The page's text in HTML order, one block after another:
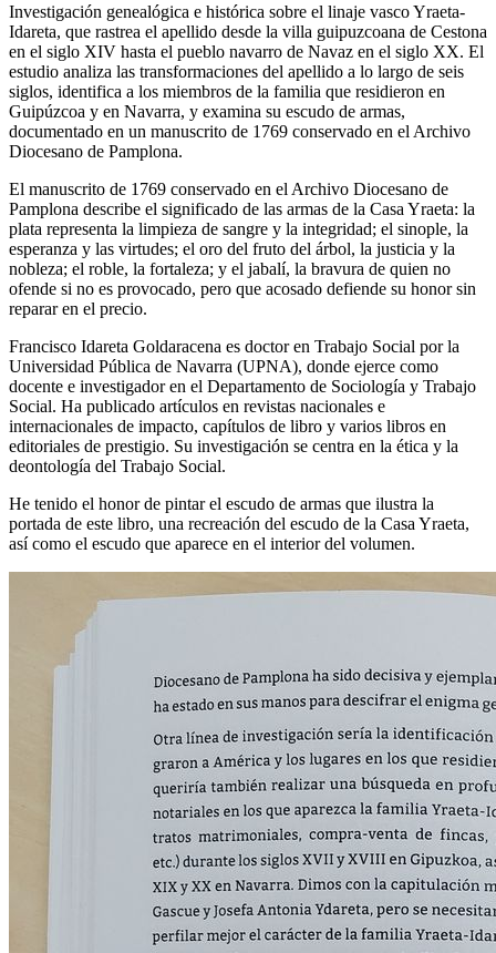
Investigación genealógica e histórica sobre el linaje vasco Yraeta-
Idareta, que rastrea el apellido desde la villa guipuzcoana de Cestona
en el siglo XIV hasta el pueblo navarro de Navaz en el siglo XX. El
estudio analiza las transformaciones del apellido a lo largo de seis
siglos, identifica a los miembros de la familia que residieron en
Guipúzcoa y en Navarra, y examina su escudo de armas,
documentado en un manuscrito de 1769 conservado en el Archivo
Diocesano de Pamplona.
El manuscrito de 1769 conservado en el Archivo Diocesano de
Pamplona describe el significado de las armas de la Casa Yraeta: la
plata representa la limpieza de sangre y la integridad; el sinople, la
esperanza y las virtudes; el oro del fruto del árbol, la justicia y la
nobleza; el roble, la fortaleza; y el jabalí, la bravura de quien no
ofende si no es provocado, pero que acosado defiende su honor sin
reparar en el precio.
Francisco Idareta Goldaracena es doctor en Trabajo Social por la
Universidad Pública de Navarra (UPNA), donde ejerce como
docente e investigador en el Departamento de Sociología y Trabajo
Social. Ha publicado artículos en revistas nacionales e
internacionales de impacto, capítulos de libro y varios libros en
editoriales de prestigio. Su investigación se centra en la ética y la
deontología del Trabajo Social.
He tenido el honor de pintar el escudo de armas que ilustra la
portada de este libro, una recreación del escudo de la Casa Yraeta,
así como el escudo que aparece en el interior del volumen.